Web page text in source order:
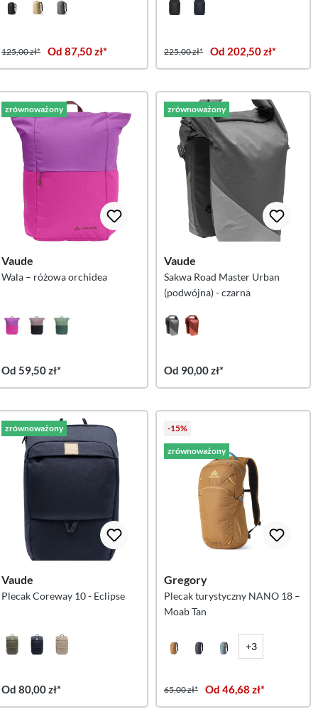
125,00 zł* Od 87,50 zł* 225,00 zł* Od 202,50 zł*
zrównoważony
Vaude
Wala – różowa orchidea
Od 59,50 zł*
zrównoważony
Vaude
Sakwa Road Master Urban
(podwójna) - czarna
Od 90,00 zł*
zrównoważony
Vaude
Plecak Coreway 10 - Eclipse
Od 80,00 zł*
-15%
zrównoważony
Gregory
Plecak turystyczny NANO 18 –
Moab Tan
+3
65,00 zł* Od 46,68 zł*